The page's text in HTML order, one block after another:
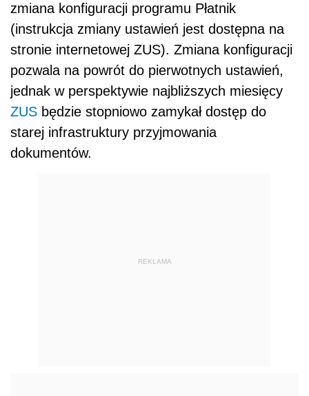
zmiana konfiguracji programu Płatnik
(instrukcja zmiany ustawień jest dostępna na
stronie internetowej ZUS). Zmiana konfiguracji
pozwala na powrót do pierwotnych ustawień,
jednak w perspektywie najbliższych miesięcy
ZUS będzie stopniowo zamykał dostęp do
starej infrastruktury przyjmowania
dokumentów.
REKLAMA